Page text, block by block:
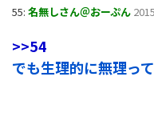
55: 名無しさん＠おーぷん
>>54
でも生理的に無理っ